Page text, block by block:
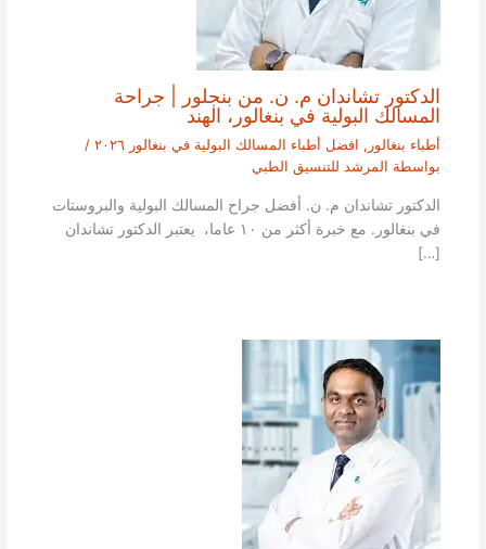
الدكتور تشاندان م. ن. من بنجلور | جراحة
المسالك البولية في بنغالور، الهند
أطباء بنغالور , افضل أطباء المسالك البولية في بنغالور ٢٠٢٦
/
بواسطة المرشد للتنسيق الطبي
الدكتور تشاندان م. ن. أفضل جراح المسالك البولية والبروستات
في بنغالور. مع خبرة أكثر من ١٠ عاما، يعتبر الدكتور تشاندان
[…]